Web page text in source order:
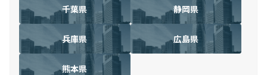
千葉県 静岡県
兵庫県 広島県
熊本県